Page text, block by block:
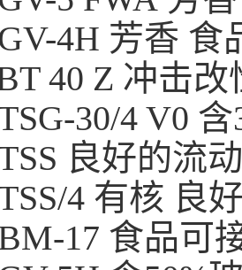
4H 芳香
40 Z 冲击
30/4 V0
良好的流
4 有核 良
17 食品可